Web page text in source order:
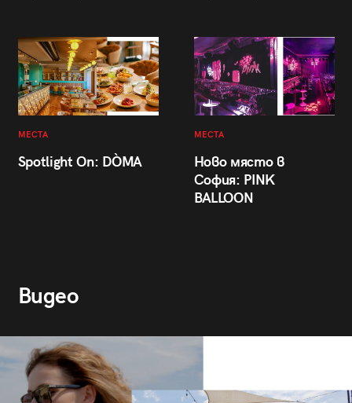
МЕСТА
Spotlight On: DÒMA
МЕСТА
Ново място в
София: PINK
BALLOON
Видео